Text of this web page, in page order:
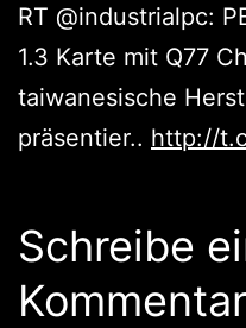
RT @industrialpc:
1.3 Karte mit Q77
taiwanesische
präsentier.. http://
Schreibe
Kommentar